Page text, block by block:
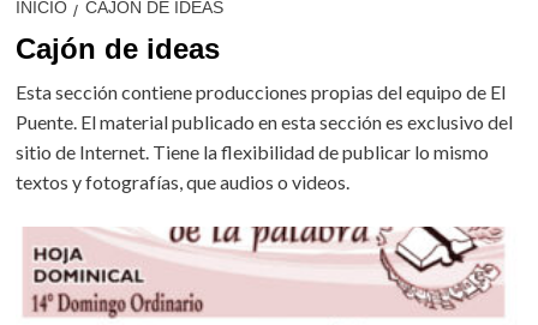
INICIO CAJÓN DE IDEAS
Cajón de ideas
Esta sección contiene producciones propias del equipo de El
Puente. El material publicado en esta sección es exclusivo del
sitio de Internet. Tiene la flexibilidad de publicar lo mismo
textos y fotografías, que audios o videos.